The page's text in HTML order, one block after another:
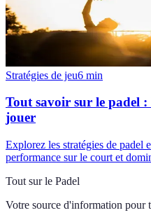
Stratégies de jeu6 min
Tout savoir sur le padel
jouer
Explorez les stratégies de padel
performance sur le court et
Tout sur le Padel
Votre source d'information pour